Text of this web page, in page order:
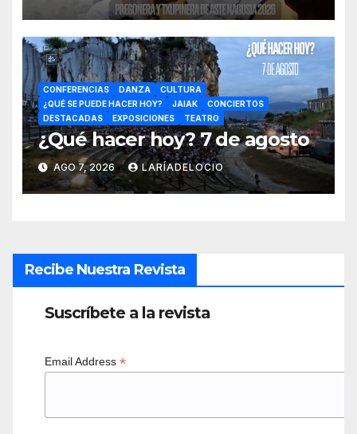
CONFERENCIAS DANZA
CULTURA
¿QUÉ SE PUEDE HACER HOY?
JAIAK
CONCIERTOS
DESTACADAS
EXPOSICIONES TEATRO
¿Qué hacer hoy? 7 de agosto
AGO 7, 2026 LARÍADELOCIO
Recibe Nuestra Revista
Suscríbete a la revista
Email Address *